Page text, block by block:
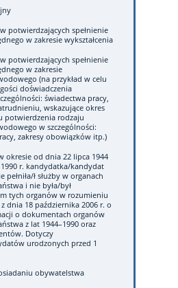
potwierdzających spełnienie
w zakresie wykształcenia
potwierdzających spełnienie
w zakresie
(na przykład w celu
doświadczenia
świadectwa pracy,
wskazujące okres
potwierdzenia rodzaju
w szczególności:
zakresy obowiązków itp.)
okresie od dnia 22 lipca 1944
r. kandydatka/kandydat
pełniła/ł służby w organach
i nie była/był
tych organów w rozumieniu
dnia 18 października 2006 r. o
o dokumentach organów
z lat 1944–1990 oraz
Dotyczy
urodzonych przed 1
obywatelstwa